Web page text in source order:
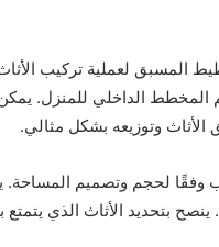
المسبق لعملية تركيب
المخطط الداخلي للمنزل.
وتوزيعه بشكل مثالي.
وفقًا لحجم وتصميم
بتحديد الأثاث الذي يتمتع